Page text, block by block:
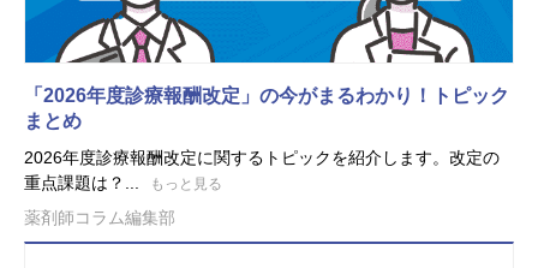
「2026年度診療報酬改定」の今がまるわかり！トピック
まとめ
2026年度診療報酬改定に関するトピックを紹介します。改定の
重点課題は？...
もっと見る
薬剤師コラム編集部